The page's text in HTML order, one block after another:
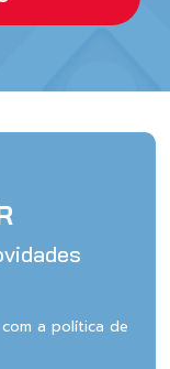
a política de